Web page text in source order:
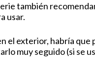
también
usar.
el exterior, habría
muy seguido (si se